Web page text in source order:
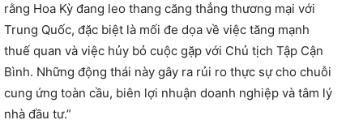
rằng Hoa Kỳ đang leo thang căng thẳng thương mại với
Trung Quốc, đặc biệt là mối đe dọa về việc tăng mạnh
thuế quan và việc hủy bỏ cuộc gặp với Chủ tịch Tập Cận
Bình. Những động thái này gây ra rủi ro thực sự cho chuỗi
cung ứng toàn cầu, biên lợi nhuận doanh nghiệp và tâm lý
nhà đầu tư.”